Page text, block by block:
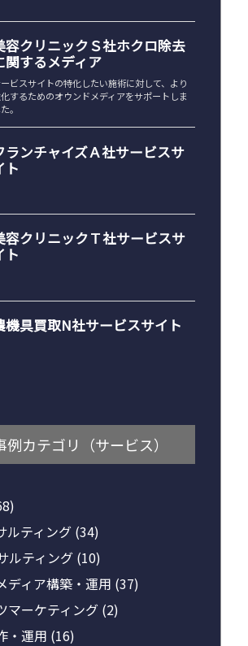
例カテゴリ（サービス）
ルティング (34)
ルティング (10)
ディア構築・運用 (37)
マーケティング (2)
・運用 (16)